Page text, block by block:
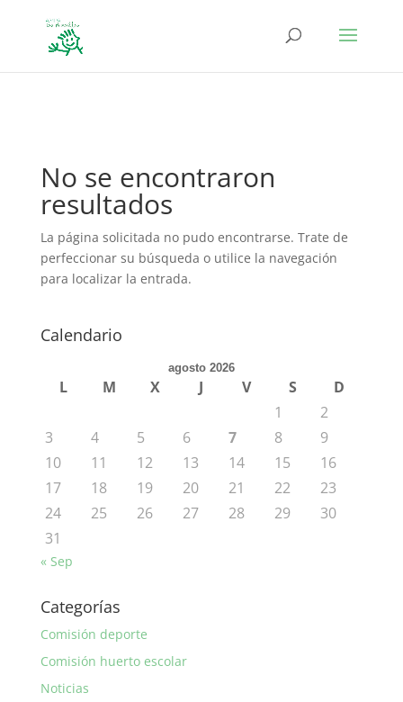
No se encontraron
resultados
La página solicitada no pudo encontrarse. Trate de
perfeccionar su búsqueda o utilice la navegación
para localizar la entrada.
Calendario
agosto 2026
L M X J V S
D
1
2
3
4 5 6 7 8
9
10
11 12 13 14 15
16
17
18 19 20 21 22
23
24
25 26 27 28 29
30
31
« Sep
Categorías
Comisión deporte
Comisión huerto escolar
Noticias